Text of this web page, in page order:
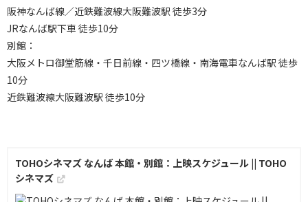
阪神なんば線／近鉄難波線大阪難波駅 徒歩3分
JRなんば駅下車 徒歩10分
別館：
大阪メトロ御堂筋線・千日前線・四ツ橋線・南海電車なんば駅 徒歩
10分
近鉄難波線大阪難波駅 徒歩10分
TOHOシネマズ なんば 本館・別館：上映スケジュール || TOHO
シネマズ